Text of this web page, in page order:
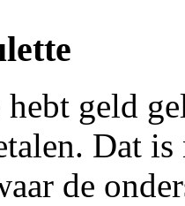
geld
Dat
de